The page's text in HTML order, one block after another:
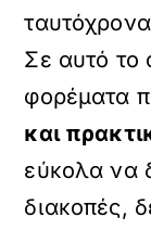
Σε αυτό το
φορέματα
και
εύκολα να
διακοπές,